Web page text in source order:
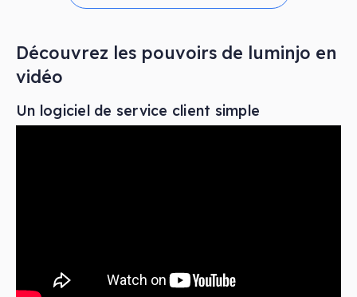
Découvrez les pouvoirs de luminjo en
vidéo
Un logiciel de service client simple